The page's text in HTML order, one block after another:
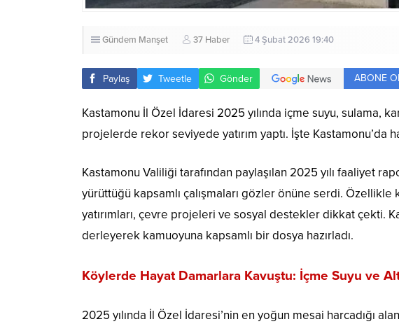
Gündem Manşet 37 Haber 4 Şubat 2026 19:40
Paylaş Tweetle Gönder ABONE
Kastamonu İl Özel İdaresi 2025 yılında içme suyu, sulama,
projelerde rekor seviyede yatırım yaptı. İşte Kastamonu’da
Kastamonu Valiliği tarafından paylaşılan 2025 yılı faaliyet
yürüttüğü kapsamlı çalışmaları gözler önüne serdi.
yatırımları, çevre projeleri ve sosyal destekler dikkat çekti.
derleyerek kamuoyuna kapsamlı bir dosya hazırladı.
Köylerde Hayat Damarlara Kavuştu: İçme Suyu ve
2025 yılında İl Özel İdaresi’nin en yoğun mesai harcadığı